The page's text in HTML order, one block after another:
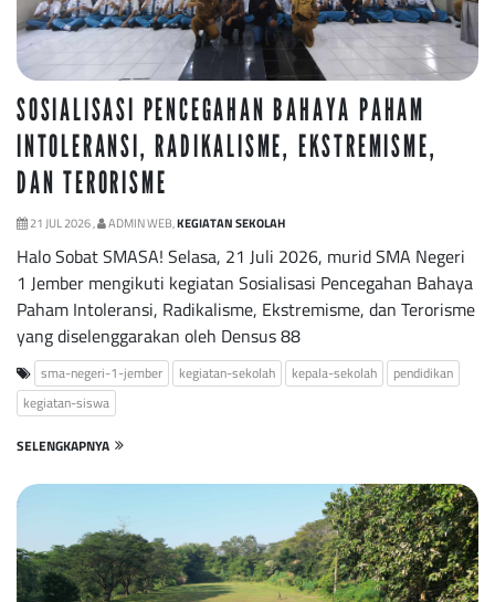
SOSIALISASI PENCEGAHAN BAHAYA PAHAM
INTOLERANSI, RADIKALISME, EKSTREMISME,
DAN TERORISME
21 JUL 2026 , ADMIN WEB,KEGIATAN SEKOLAH
Halo Sobat SMASA! Selasa, 21 Juli 2026, murid SMA Negeri
1 Jember mengikuti kegiatan Sosialisasi Pencegahan Bahaya
Paham Intoleransi, Radikalisme, Ekstremisme, dan Terorisme
yang diselenggarakan oleh Densus 88
sma-negeri-1-jember kegiatan-sekolah kepala-sekolah
pendidikan
kegiatan-siswa
SELENGKAPNYA